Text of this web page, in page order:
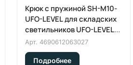
Крюк с пружиной SH-M10-
UFO-LEVEL для складских
светильников UFO-LEVEL
NEOX
Арт. 4690612063027
Подробнее